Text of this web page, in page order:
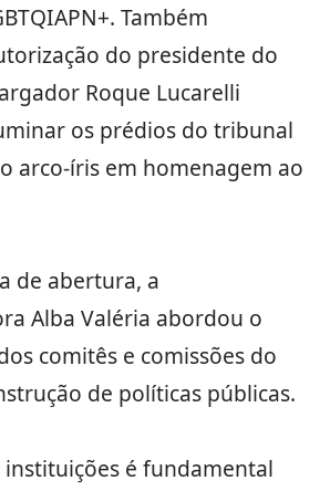
Também
do presidente do
Roque Lucarelli
os prédios do tribunal
arco-íris em homenagem ao
de abertura, a
Alba Valéria abordou o
comitês e comissões do
de políticas públicas.
instituições é fundamental